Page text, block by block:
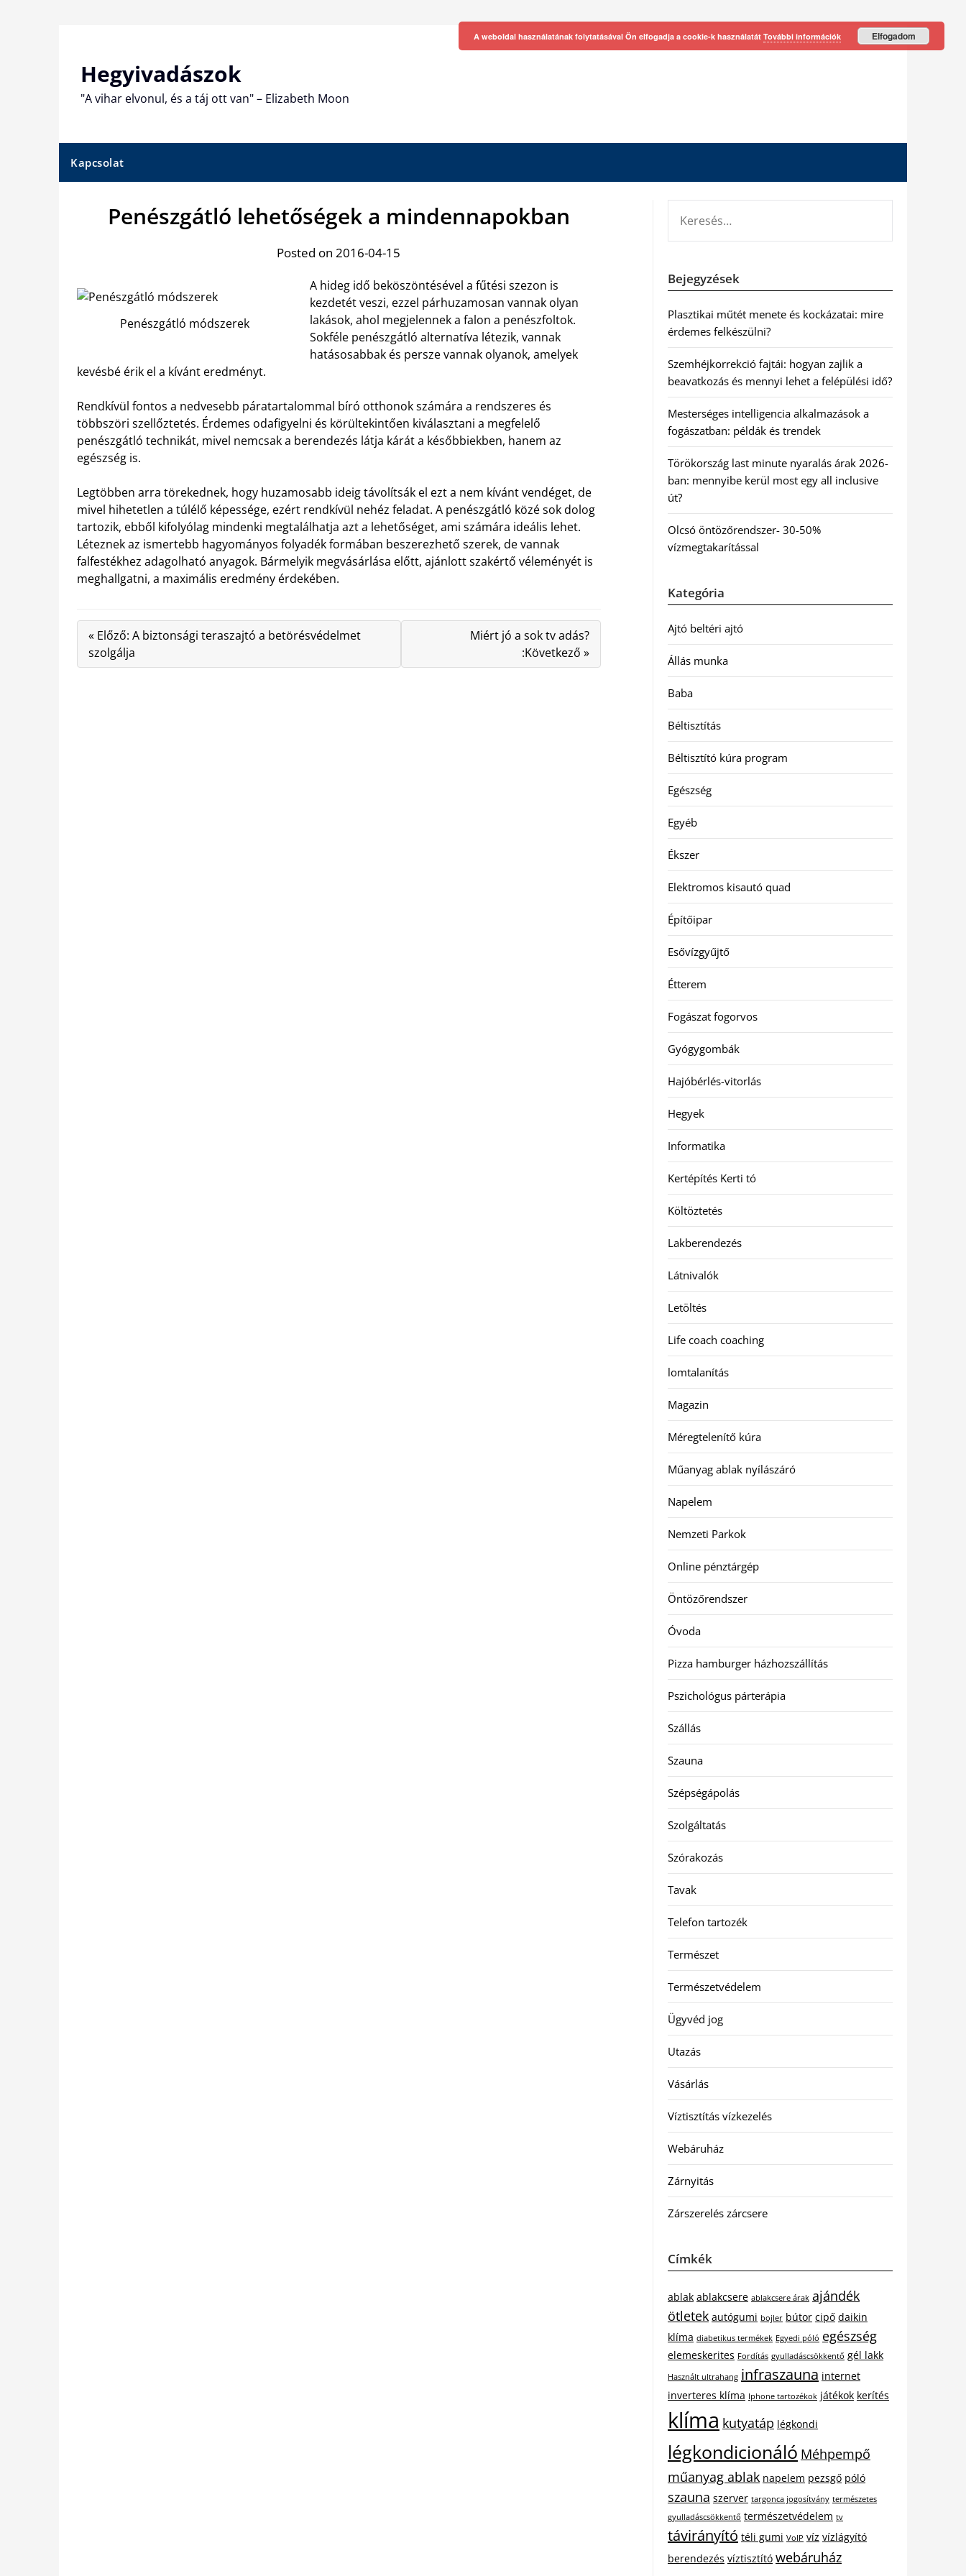
Hegyivadászok
"A vihar elvonul, és a táj ott van" – Elizabeth Moon
Kapcsolat
Penészgátló lehetőségek a mindennapokban
Posted on 2016-04-15
Penészgátló módszerek
A hideg idő beköszöntésével a fűtési szezon is
kezdetét veszi, ezzel párhuzamosan vannak olyan
lakások, ahol megjelennek a falon a penészfoltok.
Sokféle penészgátló alternatíva létezik, vannak
hatásosabbak és persze vannak olyanok, amelyek
kevésbé érik el a kívánt eredményt.
Rendkívül fontos a nedvesebb páratartalommal bíró otthonok számára a rendszeres és
többszöri szellőztetés. Érdemes odafigyelni és körültekintően kiválasztani a megfelelő
penészgátló technikát, mivel nemcsak a berendezés látja kárát a későbbiekben, hanem az
egészség is.
Legtöbben arra törekednek, hogy huzamosabb ideig távolítsák el ezt a nem kívánt vendéget, de
mivel hihetetlen a túlélő képessége, ezért rendkívül nehéz feladat. A penészgátló közé sok dolog
tartozik, ebből kifolyólag mindenki megtalálhatja azt a lehetőséget, ami számára ideális lehet.
Léteznek az ismertebb hagyományos folyadék formában beszerezhető szerek, de vannak
falfestékhez adagolható anyagok. Bármelyik megvásárlása előtt, ajánlott szakértő véleményét is
meghallgatni, a maximális eredmény érdekében.
« Előző: A biztonsági teraszajtó a betörésvédelmet
szolgálja
Miért jó a sok tv adás?
:Következő »
Bejegyzések
Plasztikai műtét menete és kockázatai: mire
érdemes felkészülni?
Szemhéjkorrekció fajtái: hogyan zajlik a
beavatkozás és mennyi lehet a felépülési idő?
Mesterséges intelligencia alkalmazások a
fogászatban: példák és trendek
Törökország last minute nyaralás árak 2026-
ban: mennyibe kerül most egy all inclusive
út?
Olcsó öntözőrendszer- 30-50%
vízmegtakarítással
Kategória
Ajtó beltéri ajtó
Állás munka
Baba
Béltisztítás
Béltisztító kúra program
Egészség
Egyéb
Ékszer
Elektromos kisautó quad
Építőipar
Esővízgyűjtő
Étterem
Fogászat fogorvos
Gyógygombák
Hajóbérlés-vitorlás
Hegyek
Informatika
Kertépítés Kerti tó
Költöztetés
Lakberendezés
Látnivalók
Letöltés
Life coach coaching
lomtalanítás
Magazin
Méregtelenítő kúra
Műanyag ablak nyílászáró
Napelem
Nemzeti Parkok
Online pénztárgép
Öntözőrendszer
Óvoda
Pizza hamburger házhozszállítás
Pszichológus párterápia
Szállás
Szauna
Szépségápolás
Szolgáltatás
Szórakozás
Tavak
Telefon tartozék
Természet
Természetvédelem
Ügyvéd jog
Utazás
Vásárlás
Víztisztítás vízkezelés
Webáruház
Zárnyitás
Zárszerelés zárcsere
Címkék
ablak ablakcsere ablakcsere árak ajándék
ötletek autógumi bojler bútor cipő daikin
klíma diabetikus termékek Egyedi póló egészség
elemeskerites Fordítás gyulladáscsökkentő gél lakk
Használt ultrahang infraszauna internet
inverteres klíma Iphone tartozékok játékok kerítés
klíma kutyatáp légkondi
légkondicionáló Méhpempő
műanyag ablak napelem pezsgő póló
szauna szerver targonca jogosítvány természetes
gyulladáscsökkentő természetvédelem tv
távirányító téli gumi VoIP víz vízlágyító
berendezés víztisztító webáruház
A weboldal használatának folytatásával Ön elfogadja a cookie-k használatát További információk Elfogadom